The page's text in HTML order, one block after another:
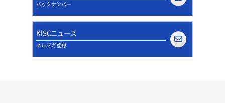
バックナンバー
KISCニュース
メルマガ登録